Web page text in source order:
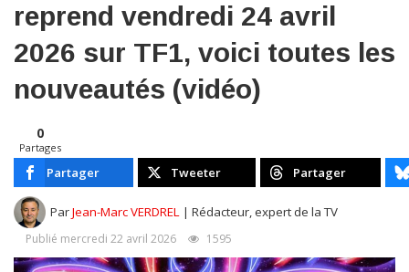
reprend vendredi 24 avril
2026 sur TF1, voici toutes les
nouveautés (vidéo)
0
Partages
Partager Tweeter Partager
ParJean-Marc VERDREL | Rédacteur, expert de la TV
Publié mercredi 22 avril 2026 1595